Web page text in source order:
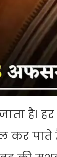
है।
कर